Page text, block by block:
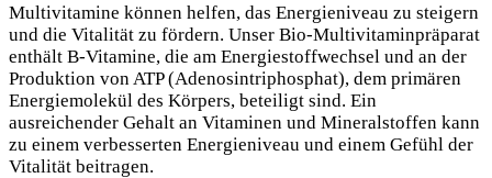
Multivitamine können helfen, das Energieniveau zu steigern
und die Vitalität zu fördern. Unser Bio-Multivitaminpräparat
enthält B-Vitamine, die am Energiestoffwechsel und an der
Produktion von ATP (Adenosintriphosphat), dem primären
Energiemolekül des Körpers, beteiligt sind. Ein
ausreichender Gehalt an Vitaminen und Mineralstoffen kann
zu einem verbesserten Energieniveau und einem Gefühl der
Vitalität beitragen.